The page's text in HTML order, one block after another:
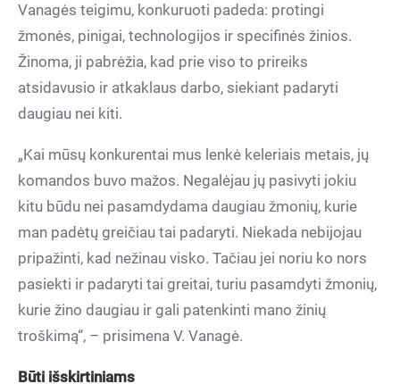
Vanagės teigimu, konkuruoti padeda: protingi
žmonės, pinigai, technologijos ir specifinės žinios.
Žinoma, ji pabrėžia, kad prie viso to prireiks
atsidavusio ir atkaklaus darbo, siekiant padaryti
daugiau nei kiti.
„Kai mūsų konkurentai mus lenkė keleriais metais, jų
komandos buvo mažos. Negalėjau jų pasivyti jokiu
kitu būdu nei pasamdydama daugiau žmonių, kurie
man padėtų greičiau tai padaryti. Niekada nebijojau
pripažinti, kad nežinau visko. Tačiau jei noriu ko nors
pasiekti ir padaryti tai greitai, turiu pasamdyti žmonių,
kurie žino daugiau ir gali patenkinti mano žinių
troškimą“, – prisimena V. Vanagė.
Būti išskirtiniams